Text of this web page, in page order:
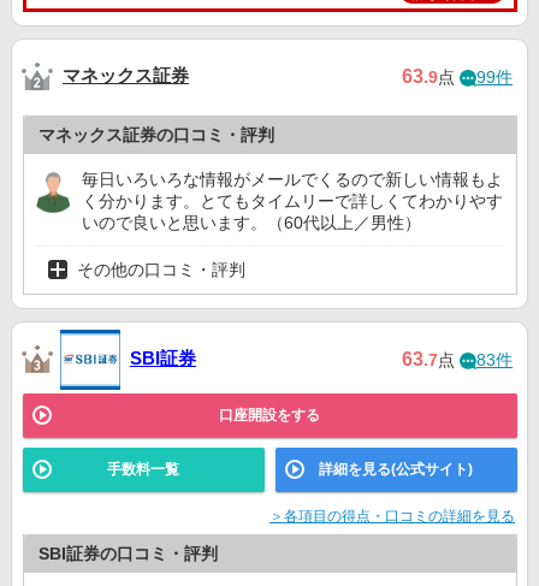
マネックス証券 63.9点 99件
マネックス証券の口コミ・評判
毎日いろいろな情報がメールでくるので新しい情報もよ
く分かります。とてもタイムリーで詳しくてわかりやす
いので良いと思います。（60代以上／男性）
その他の口コミ・評判
SBI証券 63.7点 83件
口座開設をする
手数料一覧 詳細を見る(公式サイト)
＞各項目の得点・口コミの詳細を見る
SBI証券の口コミ・評判